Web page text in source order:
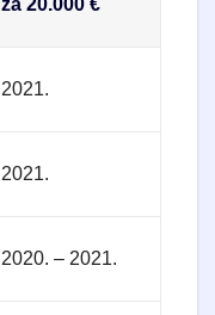
2021.
2021.
2020. – 2021.